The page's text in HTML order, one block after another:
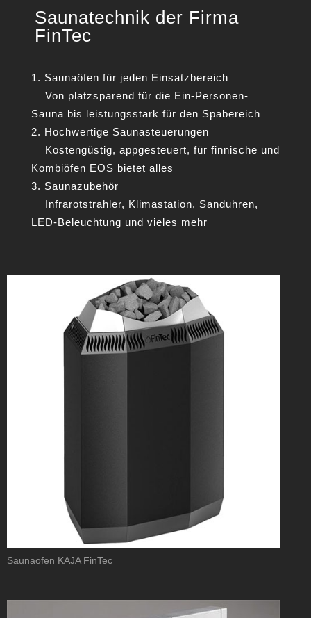
Saunatechnik der Firma
FinTec
Saunaöfen für jeden Einsatzbereich
Von platzsparend für die Ein-Personen-
Sauna bis leistungsstark für den Spabereich
Hochwertige Saunasteuerungen
Kostengüstig, appgesteuert, für finnische und
Kombiöfen EOS bietet alles
Saunazubehör
Infrarotstrahler, Klimastation, Sanduhren,
LED-Beleuchtung und vieles mehr
Saunaofen KAJA FinTec